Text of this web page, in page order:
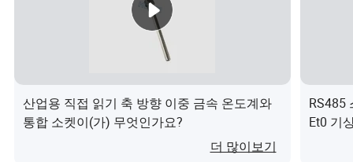
전면에 있는 쉬운 리셋 버튼
옷걸이 홀이 있어 손톱으로 쉽게 장착할 수 있습니다 또는
산업용 직접 읽기 축 방향 이중 금속 온도계와
통합 소켓이(가) 무엇인가요?
더 많이보기
RS485
Et0 기